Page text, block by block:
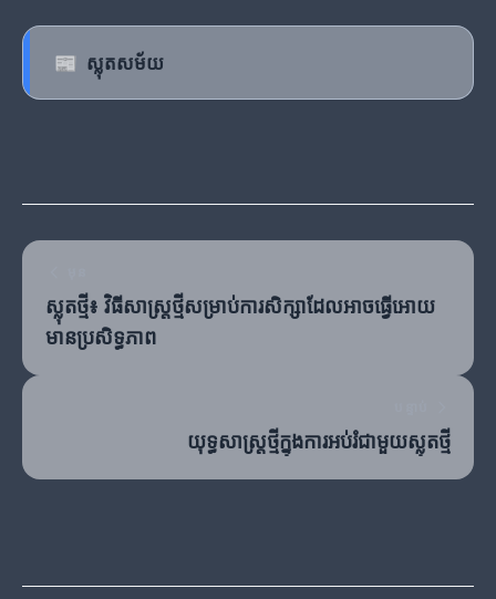
📰 ស្លុតសម័យ
ស្លុតថ្មី៖ វិធីសាស្ត្រថ្មីសម្រាប់ការសិក្សាដែលអាចធ្វើអោយ
មានប្រសិទ្ធភាព
យុទ្ធសាស្ត្រថ្មីក្នុងការអប់រំជាមួយស្លុតថ្មី